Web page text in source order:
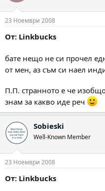
23 Ноември 2008
От: Linkbucks
бате нещо не си прочел
от мен, аз съм си наел
П.П. странното е че
знам за какво иде реч
Sobieski
Well-Known Member
23 Ноември 2008
От: Linkbucks